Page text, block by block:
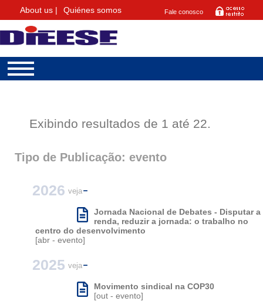
About us | Quiénes somos Fale conosco
Exibindo resultados de 1 até 22.
Tipo de Publicação: evento
2026 veja
Jornada Nacional de Debates - Disputar a
renda, reduzir a jornada: o trabalho no
centro do desenvolvimento
[abr - evento]
2025 veja
Movimento sindical na COP30
[out - evento]